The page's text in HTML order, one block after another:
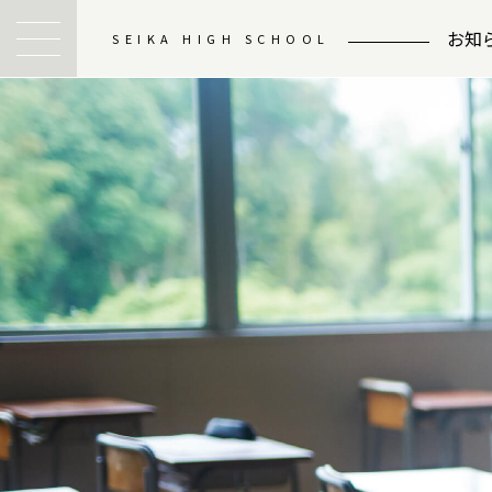
SEIKA HIGH SCHOOL お知